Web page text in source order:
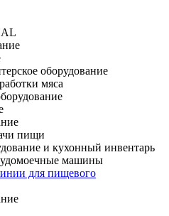
оборудование
мяса
пищи
и кухонный инвентарь
машины
для пищевого